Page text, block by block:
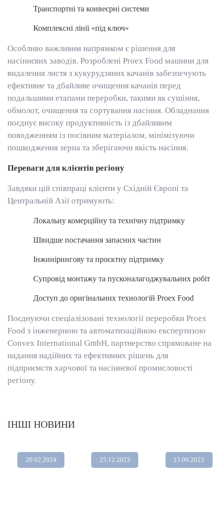
Транспортні та конвеєрні системи
Комплексні лінії «під ключ»
Особливо важливим напрямком є рішення для
насіннєвих заводів. Розроблені Proex Food машини для
видалення листя з кукурудзяних качанів забезпечують
ефективне та дбайливе очищення качанів перед
подальшими етапами переробки, такими як сушіння,
обмолот, очищення та сортування насіння. Обладнання
поєднує високу продуктивність із дбайливим
поводженням із посівним матеріалом, мінімізуючи
пошкодження зерна та зберігаючи якість насіння.
Переваги для клієнтів регіону
Завдяки цій співпраці клієнти у Східній Європі та
Центральній Азії отримують:
Локальну комерційну та технічну підтримку
Швидше постачання запасних частин
Інжинірингову та проєктну підтримку
Супровід монтажу та пусконалагоджувальних робіт
Доступ до оригінальних технологій Proex Food
Поєднуючи спеціалізовані технології переробки Proex
Food з інженерною та автоматизаційною експертизою
Convex International GmbH, партнерство спрямоване на
надання надійних та ефективних рішень для
підприємств харчової та насіннєвої промисловості
регіону.
ІНШІ НОВИНИ
20.02.2024 25.12.2023 15.09.2023